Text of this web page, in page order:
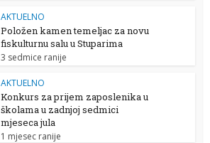
AKTUELNO
Položen kamen temeljac za novu
fiskulturnu salu u Stuparima
3 sedmice ranije
AKTUELNO
Konkurs za prijem zaposlenika u
školama u zadnjoj sedmici
mjeseca jula
1 mjesec ranije